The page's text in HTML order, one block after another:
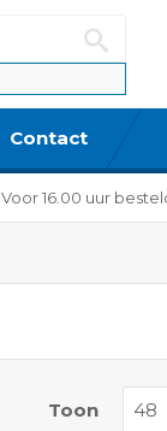
Contact
Voor 16.00 uur
Toon